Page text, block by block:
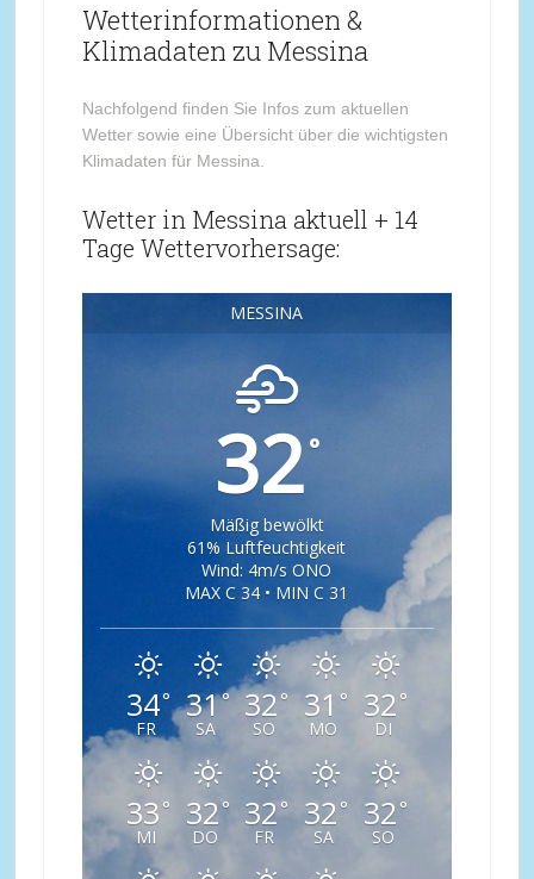
Wetterinformationen &
Klimadaten zu Messina
Nachfolgend finden Sie Infos zum aktuellen
Wetter sowie eine Übersicht über die wichtigsten
Klimadaten für Messina.
Wetter in Messina aktuell + 14
Tage Wettervorhersage:
MESSINA
32°
Mäßig bewölkt
61% Luftfeuchtigkeit
Wind: 4m/s ONO
MAX C 34 • MIN C 31
34°
FR
31°
SA
32°
SO
31 °
MO
32 °
DI
33 °
MI
32°
DO
32°
FR
32 °
SA
32 °
SO